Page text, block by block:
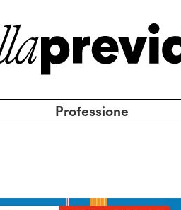
Professione